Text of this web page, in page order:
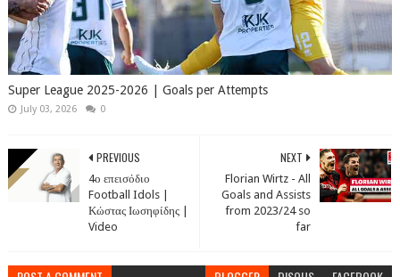
Super League 2025-2026 | Goals per Attempts
July 03, 2026 0
NEXT
Florian Wirtz - All
Goals and Assists
from 2023/24 so
far
PREVIOUS
4ο επεισόδιο
Football Idols |
Κώστας Ιωσηφίδης |
Video